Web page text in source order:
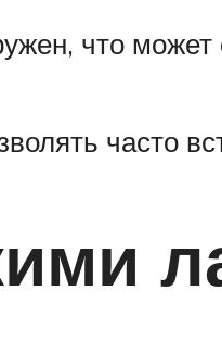
что
часто